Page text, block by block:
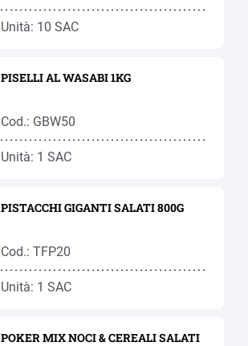
Unità: 10 SAC
PISELLI AL WASABI 1KG
Cod.: GBW50
Unità: 1 SAC
PISTACCHI GIGANTI SALATI 800G
Cod.: TFP20
Unità: 1 SAC
POKER MIX NOCI & CEREALI SALATI